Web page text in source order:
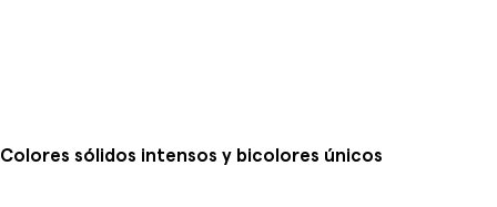
Colores sólidos intensos y bicolores únicos